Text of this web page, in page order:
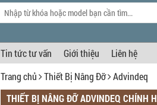
Tin tức tư vấn Giới thiệu
Liên hệ
Trang chủ
Thiết Bị Nâng Đỡ Advindeq
THIẾT BỊ NÂNG ĐỠ ADVINDEQ CHÍNH